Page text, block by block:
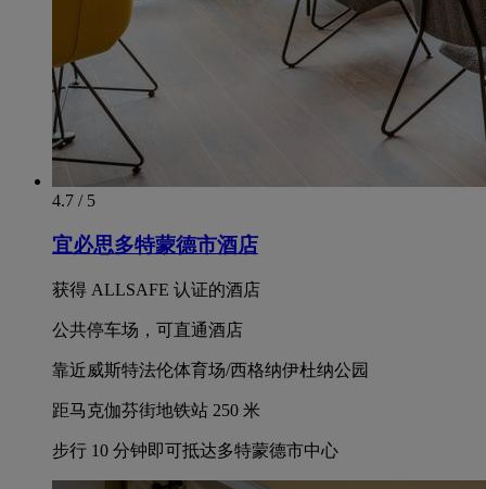
4.7 / 5
宜必思多特蒙德市酒店
获得 ALLSAFE 认证的酒店
公共停车场，可直通酒店
靠近威斯特法伦体育场/西格纳伊杜纳公园
距马克伽芬街地铁站 250 米
步行 10 分钟即可抵达多特蒙德市中心